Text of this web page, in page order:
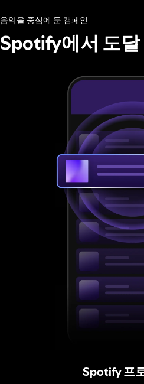
음악을 중심에 둔 캠페인
Spotify에서 도달
Spotify 프